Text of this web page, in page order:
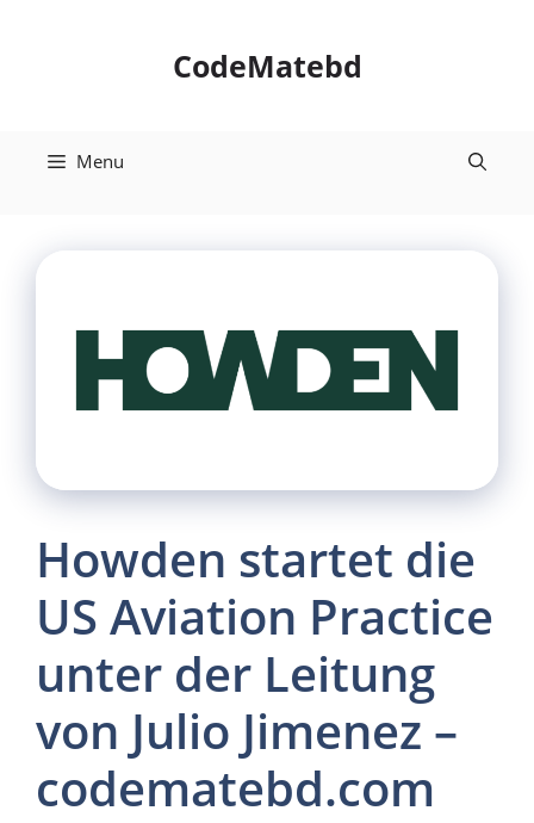
CodeMatebd
Menu
Howden startet die
US Aviation Practice
unter der Leitung
von Julio Jimenez –
codematebd.com